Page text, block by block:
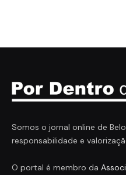
Somos o jornal online de
responsabilidade e
O portal é membro da